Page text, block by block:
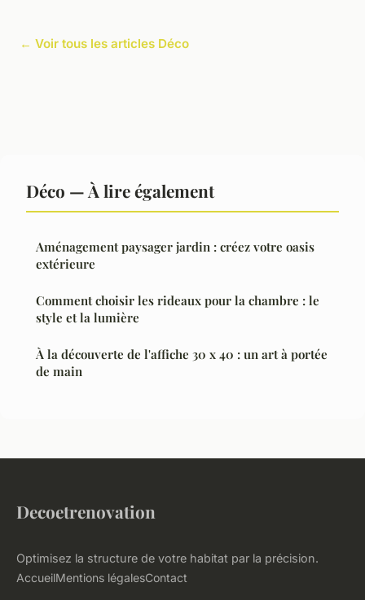
← Voir tous les articles Déco
Déco — À lire également
Aménagement paysager jardin : créez votre oasis
extérieure
Comment choisir les rideaux pour la chambre : le
style et la lumière
À la découverte de l'affiche 30 x 40 : un art à portée
de main
Decoetrenovation
Optimisez la structure de votre habitat par la précision.
AccueilMentions légalesContact